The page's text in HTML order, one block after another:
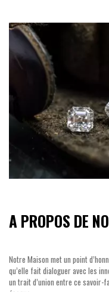
A PROPOS DE
Notre Maison met un point
qu’elle fait dialoguer avec les
un trait d’union entre ce savoir-